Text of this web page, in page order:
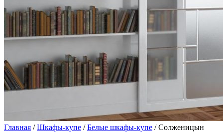
Главная /Шкафы-купе /Белые шкафы-купе / Солженицын